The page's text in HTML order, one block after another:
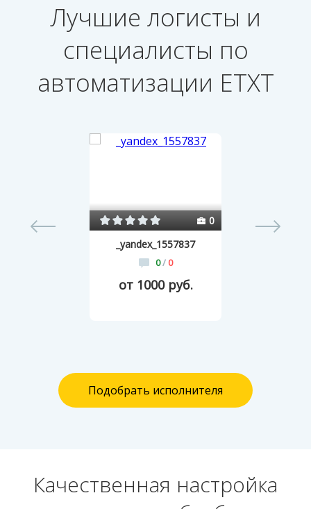
Лучшие логисты и
специалисты по
автоматизации ETXT
0
_yandex_1557837
0/ 0
от 1000 руб.
Подобрать исполнителя
Качественная настройка